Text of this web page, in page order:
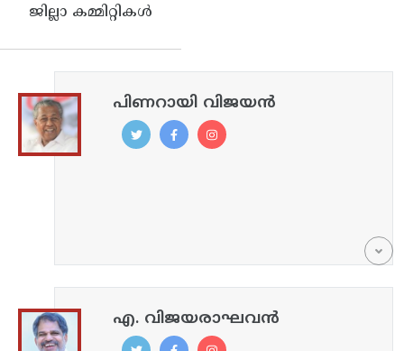
ജില്ലാ കമ്മിറ്റികൾ
പിണറായി വിജയൻ
എ. വിജയരാഘവൻ